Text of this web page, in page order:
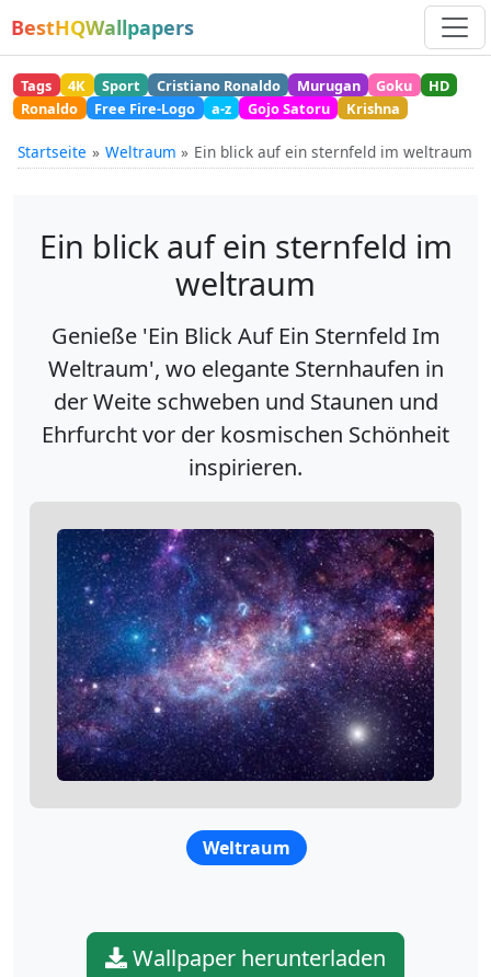
BestHQWallpapers
Tags 4K Sport Cristiano Ronaldo Murugan Goku
HD
Ronaldo
Free Fire-Logo a-z Gojo Satoru Krishna
Startseite Weltraum Ein blick auf ein sternfeld im weltraum
Ein blick auf ein sternfeld im
weltraum
Genieße 'Ein Blick Auf Ein Sternfeld Im
Weltraum', wo elegante Sternhaufen in
der Weite schweben und Staunen und
Ehrfurcht vor der kosmischen Schönheit
inspirieren.
Weltraum
Wallpaper herunterladen